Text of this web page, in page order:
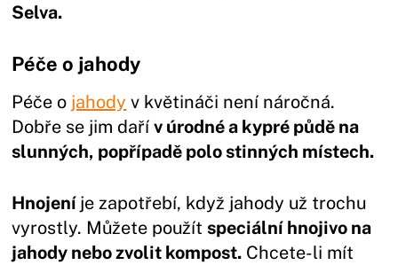
Selva.
Péče o jahody
Péče o jahody v květináči není náročná.
Dobře se jim dařív úrodné a kypré půdě na
slunných, popřípadě polo stinných místech.
Hnojení je zapotřebí, když jahody už trochu
vyrostly. Můžete použítspeciální hnojivo na
jahody nebo zvolit kompost. Chcete-li mít